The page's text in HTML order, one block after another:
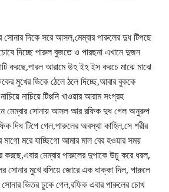
দিকে সরে আসল,মেম্বার পারুলের দুধ টিপছে
দিচ্ছে পারুল বুজতে ও পারছনা এখানে দুজন
করছে,পারল আরামে উহ ইহ ইস করচে মাঝে মাঝে
মুখের ডিকে ঠেলে ঠলে দিচ্ছে,আবার বুককে
নাচিয়ে টিপ্পনি খাওয়ার আরাম সংগ্রহ
মেম্বার সোনায় আসল আর রফিক দুধ গেল অনুরুপ
দিধ টিপে গেল,পারুলের অবস্থা কাহিল,সে শরীর
মরে যাচ্ছিগো আমার মাল বের হওয়ার সময়
মেম্বার পারুলের দুপাকে উচু করে ধরল,
সোনার মুখে বসিয়ে জোরে এক ধাক্কা দিল, পারুলে
ভিতর ঢুকে গেল,রফিক এবার পারুলের চোখ